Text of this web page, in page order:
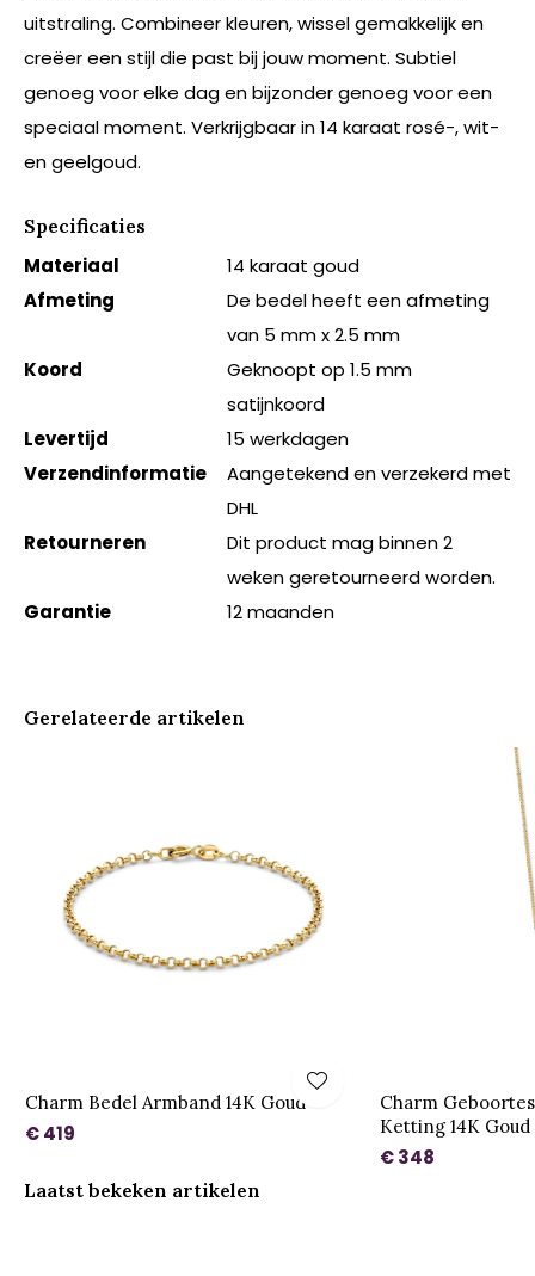
uitstraling. Combineer kleuren, wissel gemakkelijk en
creëer een stijl die past bij jouw moment. Subtiel
genoeg voor elke dag en bijzonder genoeg voor een
speciaal moment. Verkrijgbaar in 14 karaat rosé-, wit-
en geelgoud.
Specificaties
Materiaal
14 karaat goud
Afmeting
De bedel heeft een afmeting
van 5 mm x 2.5 mm
Koord
Geknoopt op 1.5 mm
satijnkoord
Levertijd
15 werkdagen
Verzendinformatie
Aangetekend en verzekerd met
DHL
Retourneren
Dit product mag binnen 2
weken geretourneerd worden.
Garantie
12 maanden
Gerelateerde artikelen
Charm Bedel Armband 14K Goud
€ 419
Charm
Ketting 14K Goud
€ 348
Laatst bekeken artikelen